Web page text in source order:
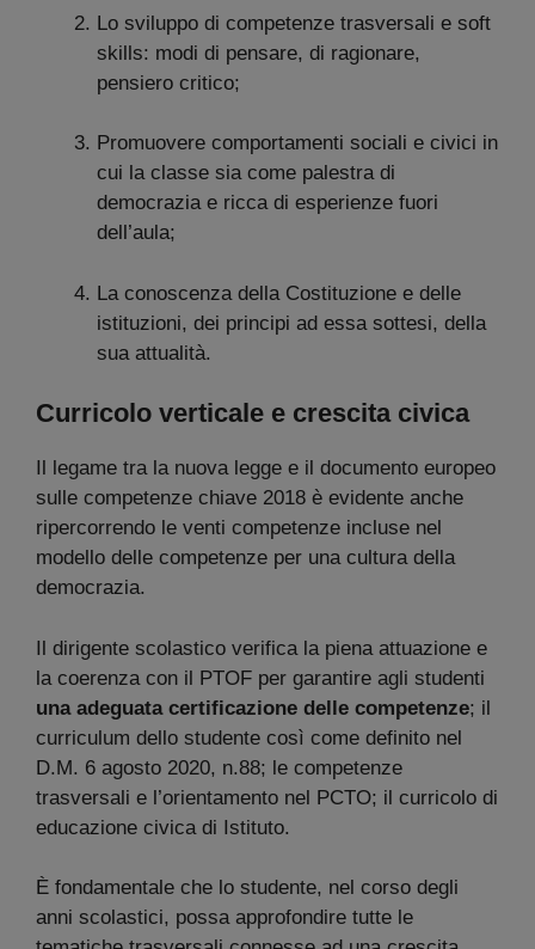
Lo sviluppo di competenze trasversali e soft
skills: modi di pensare, di ragionare,
pensiero critico;
Promuovere comportamenti sociali e civici in
cui la classe sia come palestra di
democrazia e ricca di esperienze fuori
dell’aula;
La conoscenza della Costituzione e delle
istituzioni, dei principi ad essa sottesi, della
sua attualità.
Curricolo verticale e crescita civica
Il legame tra la nuova legge e il documento europeo
sulle competenze chiave 2018 è evidente anche
ripercorrendo le venti competenze incluse nel
modello delle competenze per una cultura della
democrazia.
Il dirigente scolastico verifica la piena attuazione e
la coerenza con il PTOF per garantire agli studenti
una adeguata certificazione delle competenze; il
curriculum dello studente così come definito nel
D.M. 6 agosto 2020, n.88; le competenze
trasversali e l’orientamento nel PCTO; il curricolo di
educazione civica di Istituto.
È fondamentale che lo studente, nel corso degli
anni scolastici, possa approfondire tutte le